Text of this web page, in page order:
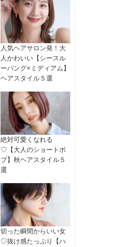
人気ヘアサロン発！大
人かわいい【シースル
ーバング×ミディアム】
ヘアスタイル５選
絶対可愛くなれる
♡【大人のショートボ
ブ】秋ヘアスタイル５
選
切った瞬間からいい女
♡抜け感たっぷり【ハ